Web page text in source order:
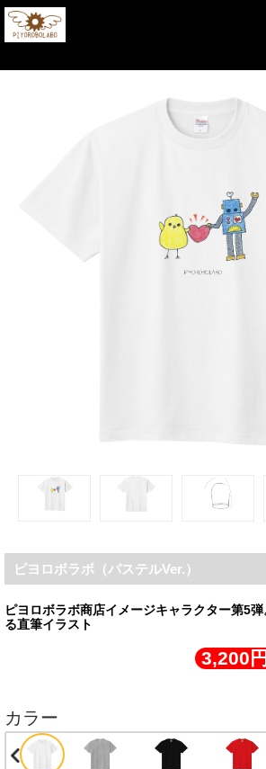
ピヨロボラボ（パステルVer.）
ピヨロボラボ商店イメージキャラクター第5
る直筆イラスト
3,200円
カラー